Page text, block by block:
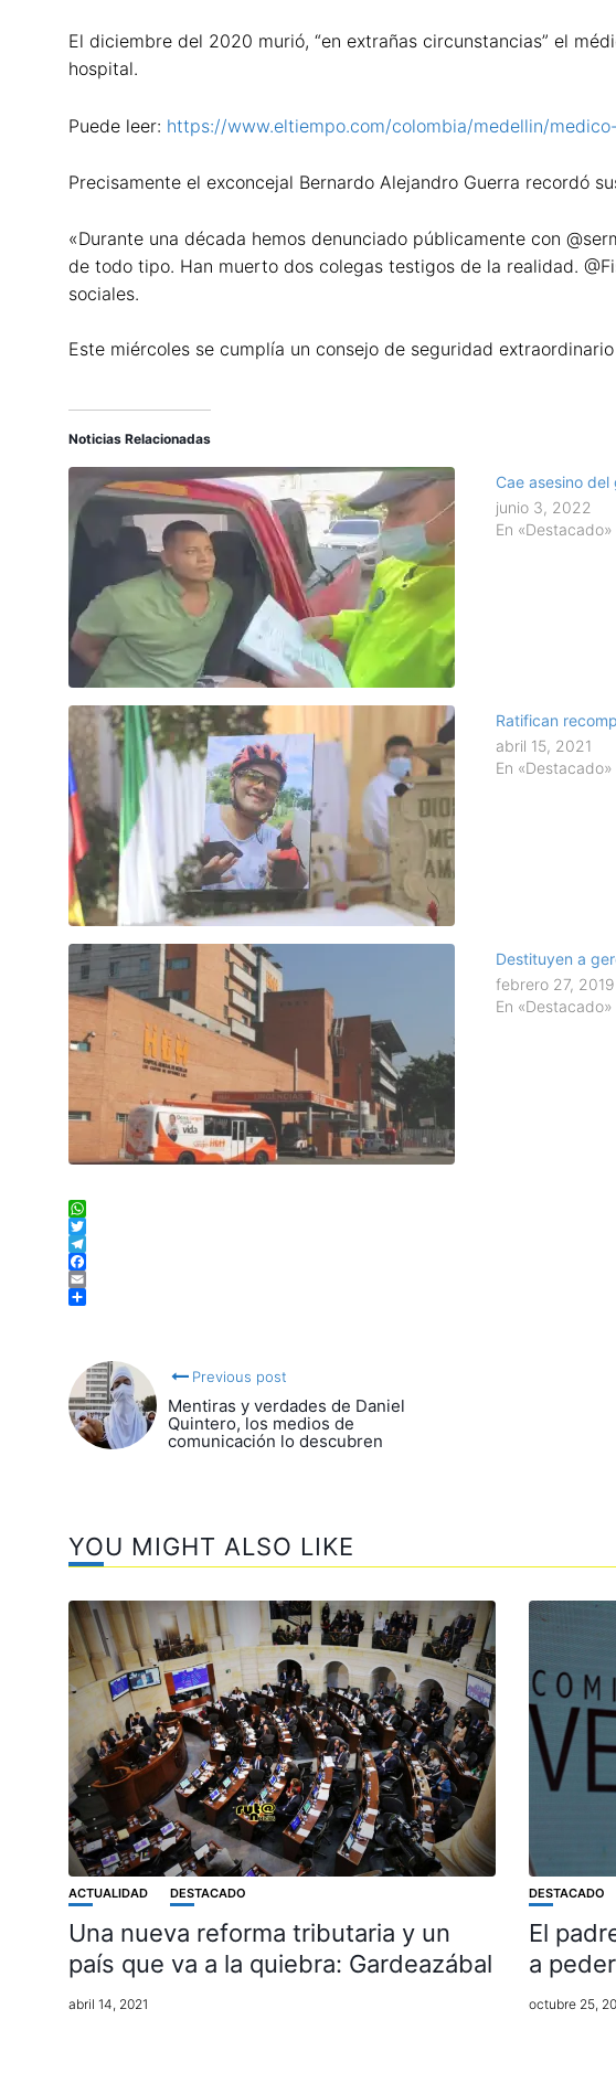
El diciembre del 2020 murió, “en extrañas circunstancias” el
hospital.
Puede leer: https://www.eltiempo.com/colombia/medellin/
Precisamente el exconcejal Bernardo Alejandro Guerra recordó
«Durante una década hemos denunciado públicamente con
de todo tipo. Han muerto dos colegas testigos de la realidad.
sociales.
Este miércoles se cumplía un consejo de seguridad
Noticias Relacionadas
Cae asesino
junio 3, 2022
En «Destacado»
Ratifican
abril 15, 2021
En «Destacado»
Destituyen a
febrero 27, 2019
En «Destacado»
WhatsApp
Twitter
Telegram
Facebook
Email
Previous post
Mentiras y verdades de Daniel
Quintero, los medios de
comunicación lo descubren
YOU MIGHT ALSO LIKE
ACTUALIDAD DESTACADO
Una nueva reforma tributaria y un
país que va a la quiebra: Gardeazábal
abril 14, 2021
DESTACADO
El
a
octubre 25,